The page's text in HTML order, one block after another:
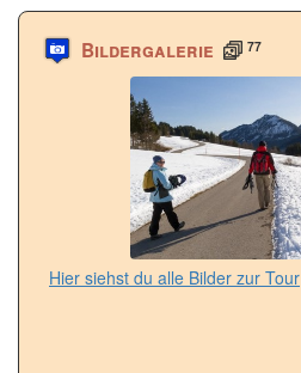
Bildergalerie 77
Hier siehst du alle Bilder zur Tour